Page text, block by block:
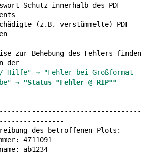
Schutz innerhalb des PDF-
(z.B. verstümmelte) PDF-
zur Behebung des Fehlers finden
der
/ Hilfe" → "Fehler bei Großformat-
→ "Status "Fehler @ RIP""
des betroffenen Plots:
4711091
ab1234